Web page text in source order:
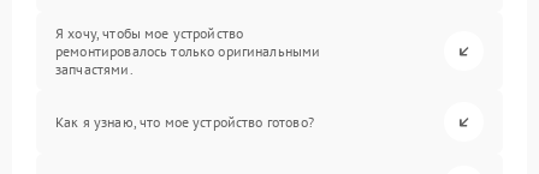
Я хочу, чтобы мое устройство
ремонтировалось только оригинальными
запчастями.
Как я узнаю, что мое устройство готово?